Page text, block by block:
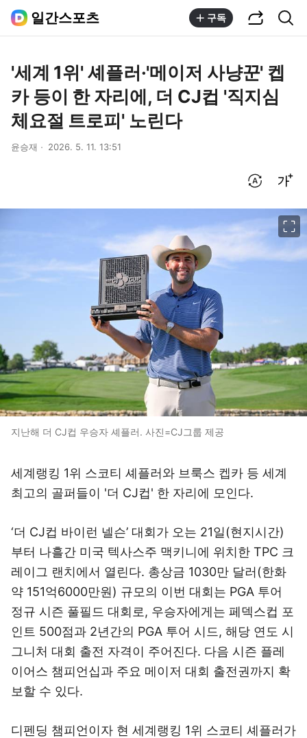
일간스포츠 구독
'세계 1위' 셰플러·'메이저 사냥꾼' 켑
카 등이 한 자리에, 더 CJ컵 '직지심
체요절 트로피' 노린다
윤승재 2026. 5. 11. 13:51
지난해 더 CJ컵 우승자 셰플러. 사진=CJ그룹 제공
세계랭킹 1위 스코티 셰플러와 브룩스 켑카 등 세계
최고의 골퍼들이 '더 CJ컵' 한 자리에 모인다.
‘더 CJ컵 바이런 넬슨’ 대회가 오는 21일(현지시간)
부터 나흘간 미국 텍사스주 맥키니에 위치한 TPC 크
레이그 랜치에서 열린다. 총상금 1030만 달러(한화
약 151억6000만원) 규모의 이번 대회는 PGA 투어
정규 시즌 풀필드 대회로, 우승자에게는 페덱스컵 포
인트 500점과 2년간의 PGA 투어 시드, 해당 연도 시
그니처 대회 출전 자격이 주어진다. 다음 시즌 플레
이어스 챔피언십과 주요 메이저 대회 출전권까지 확
보할 수 있다.
디펜딩 챔피언이자 현 세계랭킹 1위 스코티 셰플러가